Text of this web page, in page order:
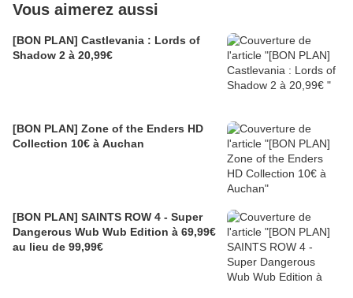
Vous aimerez aussi
[BON PLAN] Castlevania : Lords of
Shadow 2 à 20,99€
[BON PLAN] Zone of the Enders HD
Collection 10€ à Auchan
[BON PLAN] SAINTS ROW 4 - Super
Dangerous Wub Wub Edition à 69,99€
au lieu de 99,99€